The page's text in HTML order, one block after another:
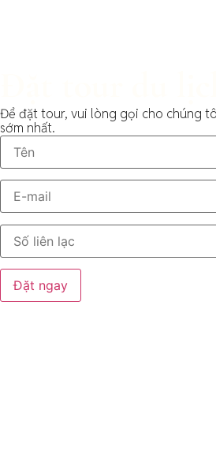
Để đặt tour, vui lòng gọi cho chúng
sớm nhất.